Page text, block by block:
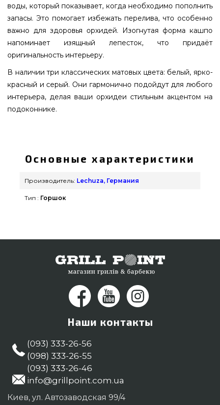
воды, который показывает, когда необходимо пополнить
запасы. Это помогает избежать перелива, что особенно
важно для здоровья орхидей. Изогнутая форма кашпо
напоминает изящный лепесток, что придаёт
оригинальность интерьеру.
В наличии три классических матовых цвета: белый, ярко-
красный и серый. Они гармонично подойдут для любого
интерьера, делая ваши орхидеи стильным акцентом на
подоконнике.
брендов Lechuza, Германия по лучшей цене
всего 1 679 грн. в магазине грилей и мангалов
GrillPoint. Смотрите и заказывайте также Вазоны
GrillPoint. Напишите прямо сейчас нашим
регионах: Кривой Рог, Хмельницкий, Мариуполь
Основные характеристики
Производитель: Lechuza, Германия
Тип : Горшок
Наши контакты
(093) 333-26-56
(098) 333-26-55
(093) 333-26-46
info@grillpoint.com.ua
Киев, ул. Автозаводская 99/4